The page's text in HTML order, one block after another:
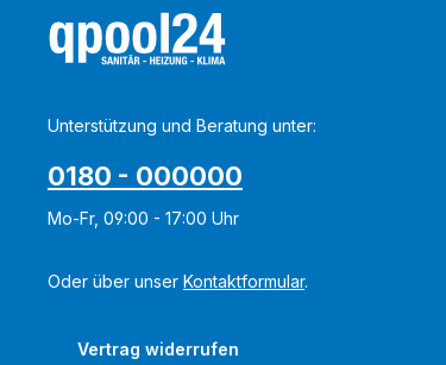
Unterstützung und Beratung unter:
0180 - 000000
Mo-Fr, 09:00 - 17:00 Uhr
Oder über unser Kontaktformular.
Vertrag widerrufen